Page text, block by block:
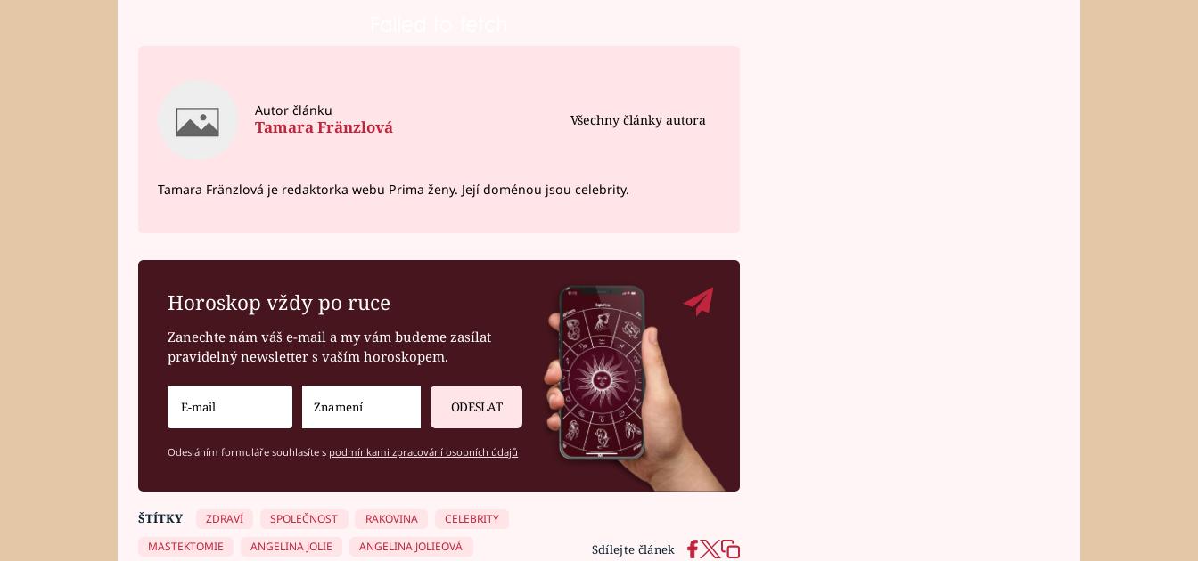
Autor článku
Tamara Fränzlová Všechny články autora
Tamara Fränzlová je redaktorka webu Prima ženy. Její doménou jsou celebrity.
Horoskop vždy po ruce
Zanechte nám váš e-mail a my vám budeme zasílat
pravidelný newsletter s vaším horoskopem.
ODESLAT
Odesláním formuláře souhlasíte s podmínkami zpracování osobních údajů
Sdílejte článek
ŠTÍTKY ZDRAVÍ SPOLEČNOST RAKOVINA
CELEBRITY
MASTEKTOMIE
ANGELINA JOLIE ANGELINA JOLIEOVÁ